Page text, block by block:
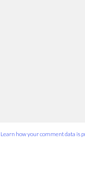
Learn how your comment data is